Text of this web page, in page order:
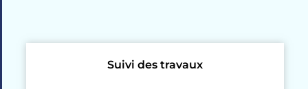
Suivi des travaux